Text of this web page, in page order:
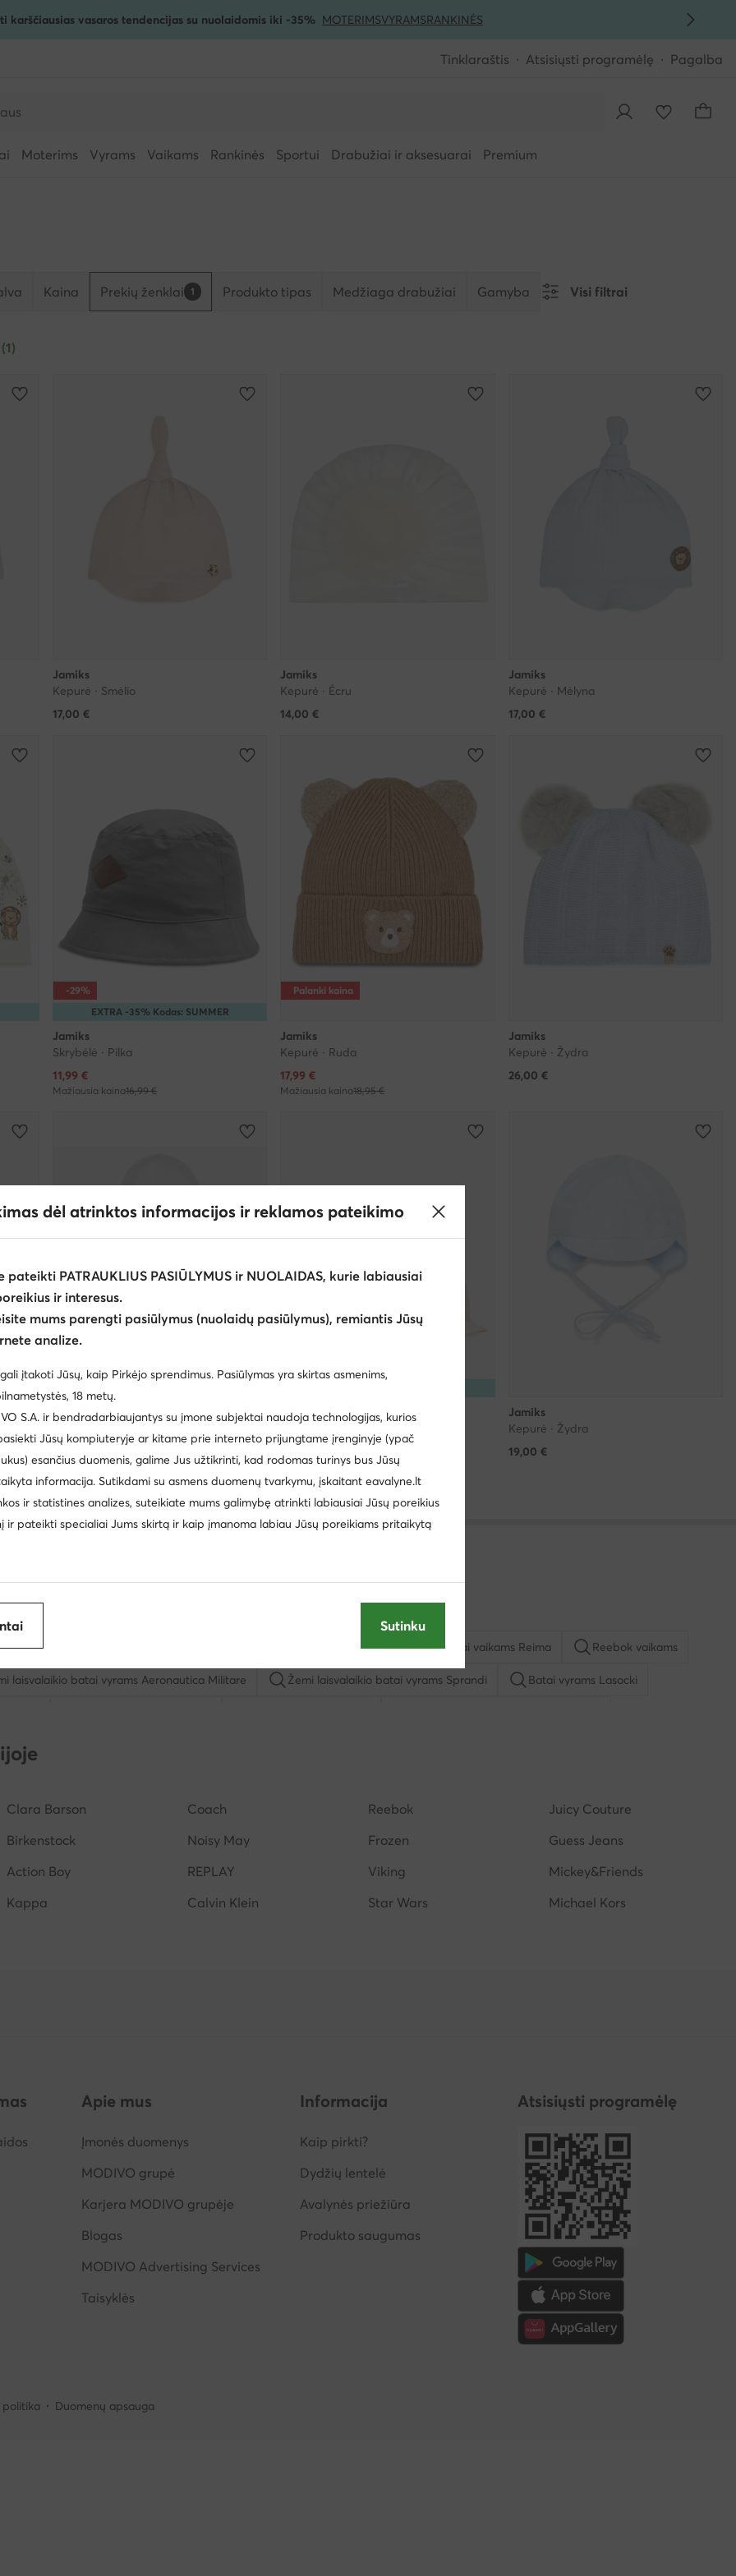
karščiausias vasaros tendencijas su nuolaidomis iki -35% MOTERIMSVYRAMSRANKINĖS
Tinklaraštis Atsisiųsti programėlę Pagalba
Moterims Vyrams Vaikams Rankinės Sportui Drabužiai ir aksesuarai Premium
Kaina Prekių ženklai 1 Produkto tipas Medžiaga drabužiai Gamyba Visi filtrai
Jamiks
Kepurė · Smėlio
17,00 €
Jamiks
Kepurė · Écru
14,00 €
Jamiks
Kepurė · Mėlyna
17,00 €
EXTRA -35% Kodas: SUMMER
-29%
Jamiks
Skrybėlė · Pilka
Dabartinė kaina
11,99 €
Mažiausia kaina16,99 €
Palanki kaina
Jamiks
Kepurė · Ruda
Dabartinė kaina
17,99 €
Mažiausia kaina18,95 €
Jamiks
Kepurė · Žydra
26,00 €
Jamiks
€
Jamiks
19,00
Jamiks
Kepurė · Žydra
19,00 €
Reebok vyrams Batai vaikams Reima Reebok vaikams
laisvalaikio batai vyrams Aeronautica Militare Žemi laisvalaikio batai vyrams Sprandi Batai vyrams Lasocki
vyrams
Clara Barson Coach Reebok
Juicy Couture
Birkenstock Noisy May Frozen
Guess Jeans
Action Boy REPLAY Viking
Mickey&Friends
Kappa Calvin Klein Star Wars Michael Kors
Apie mus
Įmonės duomenys
MODIVO grupė
Karjera MODIVO grupėje
Blogas
MODIVO Advertising Services
Taisyklės
Informacija
Kaip pirkti?
Dydžių lentelė
Avalynės priežiūra
Produkto saugumas
Atsisiųsti programėlę
Duomenų apsauga
dėl atrinktos informacijos ir reklamos pateikimo
pateikti PATRAUKLIUS PASIŪLYMUS ir NUOLAIDAS, kurie labiausiai
ir interesus.
mums parengti pasiūlymus (nuolaidų pasiūlymus), remiantis Jūsų
analize.
įtakoti Jūsų, kaip Pirkėjo sprendimus. Pasiūlymas yra skirtas asmenims,
18 metų.
S.A. ir bendradarbiaujantys su įmone subjektai naudoja technologijas, kurios
Jūsų kompiuteryje ar kitame prie interneto prijungtame įrenginyje (ypač
esančius duomenis, galime Jus užtikrinti, kad rodomas turinys bus Jūsų
informacija. Sutikdami su asmens duomenų tvarkymu, įskaitant eavalyne.lt
ir statistines analizes, suteikiate mums galimybę atrinkti labiausiai Jūsų poreikius
ir pateikti specialiai Jums skirtą ir kaip įmanoma labiau Jūsų poreikiams pritaikytą
Sutinku